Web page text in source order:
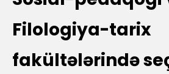
Filologiya-tarix
fakültələrində